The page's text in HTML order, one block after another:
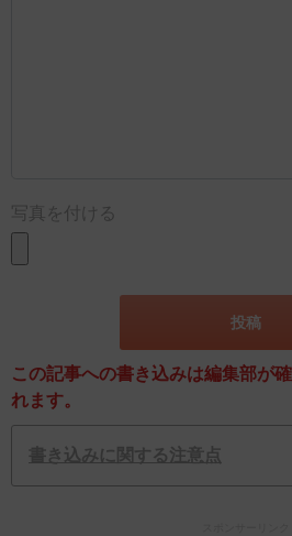
写真を付ける
この記事への書き込みは編集部が
れます。
書き込みに関する注意点